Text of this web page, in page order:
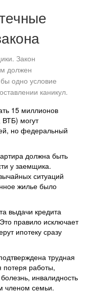
Закон
должен
одно условие
каникул.
15 миллионов
могут
но федеральный
должна быть
у заемщика.
ситуаций
жилье было
выдачи кредита
правило исключает
ипотеку сразу
трудная
потеря работы,
инвалидность
членом семьи.